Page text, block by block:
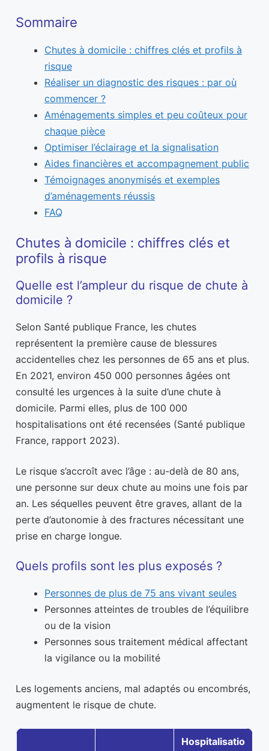
Sommaire
Chutes à domicile : chiffres clés et profils à
risque
Réaliser un diagnostic des risques : par où
commencer ?
Aménagements simples et peu coûteux pour
chaque pièce
Optimiser l’éclairage et la signalisation
Aides financières et accompagnement public
Témoignages anonymisés et exemples
d’aménagements réussis
FAQ
Chutes à domicile : chiffres clés et
profils à risque
Quelle est l’ampleur du risque de chute à
domicile ?
Selon Santé publique France, les chutes
représentent la première cause de blessures
accidentelles chez les personnes de 65 ans et plus.
En 2021, environ 450 000 personnes âgées ont
consulté les urgences à la suite d’une chute à
domicile. Parmi elles, plus de 100 000
hospitalisations ont été recensées (Santé publique
France, rapport 2023).
Le risque s’accroît avec l’âge : au-delà de 80 ans,
une personne sur deux chute au moins une fois par
an. Les séquelles peuvent être graves, allant de la
perte d’autonomie à des fractures nécessitant une
prise en charge longue.
Quels profils sont les plus exposés ?
Personnes de plus de 75 ans vivant seules
Personnes atteintes de troubles de l’équilibre
ou de la vision
Personnes sous traitement médical affectant
la vigilance ou la mobilité
Les logements anciens, mal adaptés ou encombrés,
augmentent le risque de chute.
Hospitalisatio